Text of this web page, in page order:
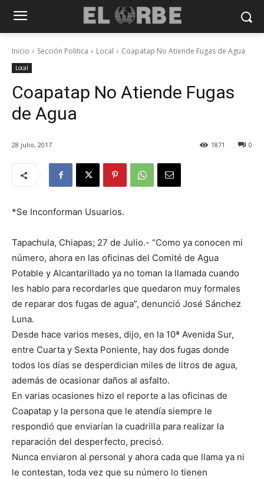
Inicio Sección Politica Local Coapatap No Atiende Fugas de Agua
Local
Coapatap No Atiende Fugas
de Agua
28 julio, 2017 0
1871
*Se Inconforman Usuarios.
Tapachula, Chiapas; 27 de Julio.- “Como ya conocen mi
número, ahora en las oficinas del Comité de Agua
Potable y Alcantarillado ya no toman la llamada cuando
les hablo para recordarles que quedaron muy formales
de reparar dos fugas de agua”, denunció José Sánchez
Luna.
Desde hace varios meses, dijo, en la 10ª Avenida Sur,
entre Cuarta y Sexta Poniente, hay dos fugas donde
todos los días se desperdician miles de litros de agua,
además de ocasionar daños al asfalto.
En varias ocasiones hizo el reporte a las oficinas de
Coapatap y la persona que le atendía siempre le
respondió que enviarían la cuadrilla para realizar la
reparación del desperfecto, precisó.
Nunca enviaron al personal y ahora cada que llama ya ni
le contestan, toda vez que su número lo tienen